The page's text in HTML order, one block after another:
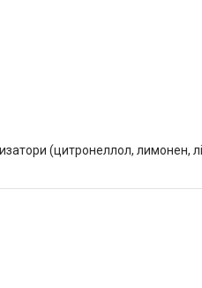
(цитронеллол, лимонен,